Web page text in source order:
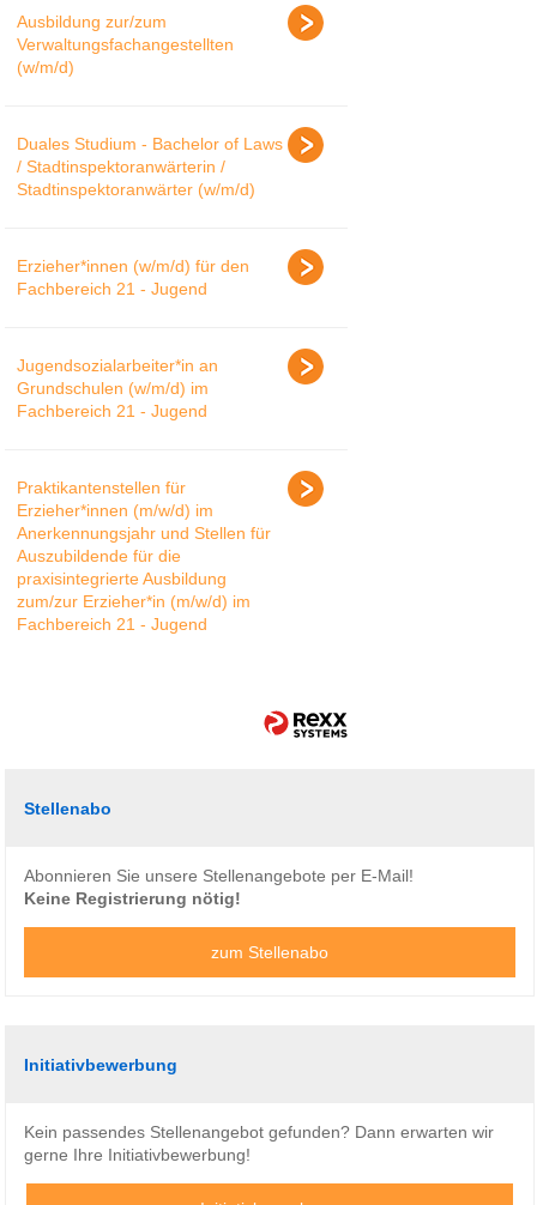
Ausbildung zur/zum
Verwaltungsfachangestellten
(w/m/d)
Duales Studium - Bachelor of Laws
/ Stadtinspektoranwärterin /
Stadtinspektoranwärter (w/m/d)
Erzieher*innen (w/m/d) für den
Fachbereich 21 - Jugend
Jugendsozialarbeiter*in an
Grundschulen (w/m/d) im
Fachbereich 21 - Jugend
Praktikantenstellen für
Erzieher*innen (m/w/d) im
Anerkennungsjahr und Stellen für
Auszubildende für die
praxisintegrierte Ausbildung
zum/zur Erzieher*in (m/w/d) im
Fachbereich 21 - Jugend
Stellenabo
Abonnieren Sie unsere Stellenangebote per E-Mail!
Keine Registrierung nötig!
zum Stellenabo
Initiativbewerbung
Kein passendes Stellenangebot gefunden? Dann erwarten wir
gerne Ihre Initiativbewerbung!